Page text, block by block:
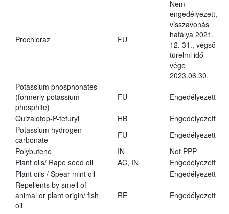
Prochloraz FU
Nem
engedélyezett,
visszavonás
hatálya 2021.
12. 31., végső
türelmi idő
vége
2023.06.30.
Potassium phosphonates
(formerly potassium
phosphite)
FU Engedélyezett
Quizalofop-P-tefuryl HB
Engedélyezett
Potassium hydrogen
carbonate
FU
Engedélyezett
Polybutene
IN
Not PPP
Plant oils/ Rape seed oil
AC, IN
Engedélyezett
Plant oils / Spear mint oil
-
Engedélyezett
Repellents by smell of
animal or plant origin/ fish
oil
RE Engedélyezett